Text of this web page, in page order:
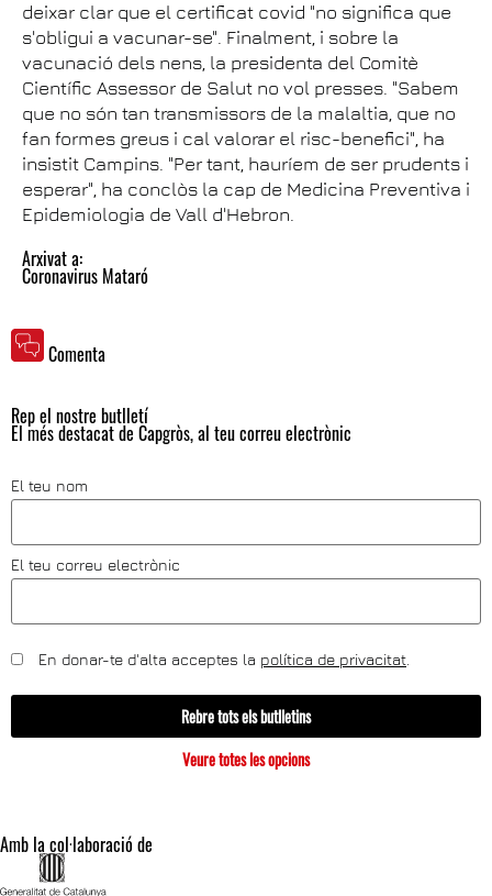
deixar clar que el certificat covid "no significa que
s'obligui a vacunar-se". Finalment, i sobre la
vacunació dels nens, la presidenta del Comitè
Científic Assessor de Salut no vol presses. "Sabem
que no són tan transmissors de la malaltia, que no
fan formes greus i cal valorar el risc-benefici", ha
insistit Campins. "Per tant, hauríem de ser prudents i
esperar", ha conclòs la cap de Medicina Preventiva i
Epidemiologia de Vall d'Hebron.
Arxivat a:
Coronavirus Mataró
Comenta
Rep el nostre butlletí
El més destacat de Capgròs, al teu correu electrònic
El teu nom
El teu correu electrònic
En donar-te d'alta acceptes la política de privacitat
Rebre tots els butlletins
Veure totes les opcions
Amb la col·laboració de